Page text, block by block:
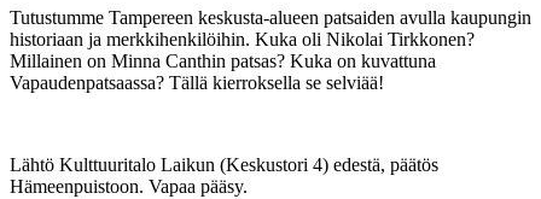
Tutustumme Tampereen keskusta-alueen patsaiden avulla kaupungin
historiaan ja merkkihenkilöihin. Kuka oli Nikolai Tirkkonen?
Millainen on Minna Canthin patsas? Kuka on kuvattuna
Vapaudenpatsaassa? Tällä kierroksella se selviää!
Lähtö Kulttuuritalo Laikun (Keskustori 4) edestä, päätös
Hämeenpuistoon. Vapaa pääsy.